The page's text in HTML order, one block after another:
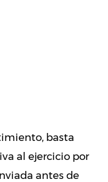
basta
al ejercicio por
antes de